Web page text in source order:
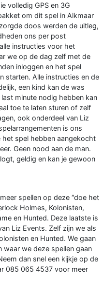
volledig GPS en 3G
om dit spel in Alkmaar
doos werden de uitleg,
ons per post
instructies voor het
we op de dag zelf met de
inloggen en het spel
starten. Alle instructies en de
een kind kan de was
minute nodig hebben kan
toe te laten sturen of zelf
ook onderdeel van Liz
is ons
het spel hebben aangekocht
Geen nood aan de man.
geldig en kan je gewoon
spellen op deze “doe het
Holmes, Kolonisten,
en Hunted. Deze laatste is
Liz Events. Zelf zijn we als
en Hunted. We gaan
waar we deze spellen gaan
dan snel een kijkje op de
085 065 4537 voor meer